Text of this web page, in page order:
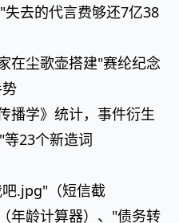
去的代言费够还7亿38
在尘歌壶搭建"赛纶纪念
播学》统计，事件衍生
23个新造词
.jpg"（短信截
年龄计算器）、"债务转